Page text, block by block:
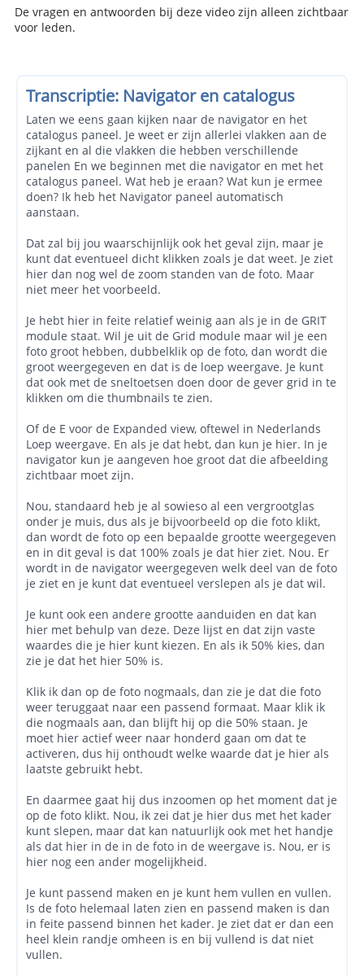
De vragen en antwoorden bij deze video zijn alleen zichtbaar
voor leden.
Transcriptie: Navigator en catalogus
Laten we eens gaan kijken naar de navigator en het
catalogus paneel. Je weet er zijn allerlei vlakken aan de
zijkant en al die vlakken die hebben verschillende
panelen En we beginnen met die navigator en met het
catalogus paneel. Wat heb je eraan? Wat kun je ermee
doen? Ik heb het Navigator paneel automatisch
aanstaan.
Dat zal bij jou waarschijnlijk ook het geval zijn, maar je
kunt dat eventueel dicht klikken zoals je dat weet. Je ziet
hier dan nog wel de zoom standen van de foto. Maar
niet meer het voorbeeld.
Je hebt hier in feite relatief weinig aan als je in de GRIT
module staat. Wil je uit de Grid module maar wil je een
foto groot hebben, dubbelklik op de foto, dan wordt die
groot weergegeven en dat is de loep weergave. Je kunt
dat ook met de sneltoetsen doen door de gever grid in te
klikken om die thumbnails te zien.
Of de E voor de Expanded view, oftewel in Nederlands
Loep weergave. En als je dat hebt, dan kun je hier. In je
navigator kun je aangeven hoe groot dat die afbeelding
zichtbaar moet zijn.
Nou, standaard heb je al sowieso al een vergrootglas
onder je muis, dus als je bijvoorbeeld op die foto klikt,
dan wordt de foto op een bepaalde grootte weergegeven
en in dit geval is dat 100% zoals je dat hier ziet. Nou. Er
wordt in de navigator weergegeven welk deel van de foto
je ziet en je kunt dat eventueel verslepen als je dat wil.
Je kunt ook een andere grootte aanduiden en dat kan
hier met behulp van deze. Deze lijst en dat zijn vaste
waardes die je hier kunt kiezen. En als ik 50% kies, dan
zie je dat het hier 50% is.
Klik ik dan op de foto nogmaals, dan zie je dat die foto
weer teruggaat naar een passend formaat. Maar klik ik
die nogmaals aan, dan blijft hij op die 50% staan. Je
moet hier actief weer naar honderd gaan om dat te
activeren, dus hij onthoudt welke waarde dat je hier als
laatste gebruikt hebt.
En daarmee gaat hij dus inzoomen op het moment dat je
op de foto klikt. Nou, ik zei dat je hier dus met het kader
kunt slepen, maar dat kan natuurlijk ook met het handje
als dat hier in de in de foto in de weergave is. Nou, er is
hier nog een ander mogelijkheid.
Je kunt passend maken en je kunt hem vullen en vullen.
Is de foto helemaal laten zien en passend maken is dan
in feite passend binnen het kader. Je ziet dat er dan een
heel klein randje omheen is en bij vullend is dat niet
vullen.